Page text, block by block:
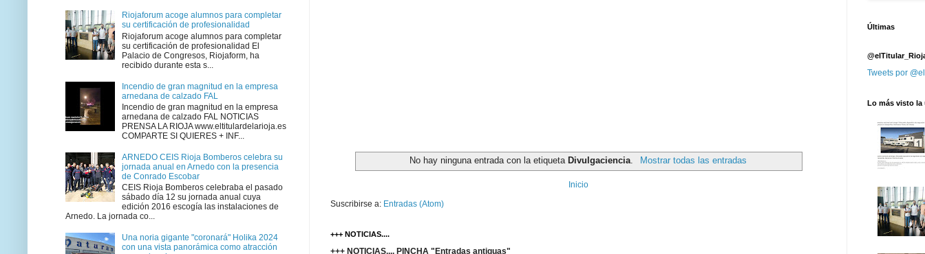
No hay ninguna entrada con la etiquetaDivulgaciencia Mostrar todas las entradas
Inicio
Suscribirse a: Entradas (Atom)
+++ NOTICIAS....
+++ NOTICIAS.... PINCHA "Entradas antiguas"
Riojaforum acoge alumnos para completar
su certificación de profesionalidad
Riojaforum acoge alumnos para completar
su certificación de profesionalidad El
Palacio de Congresos, Riojaform, ha
recibido durante esta s...
Incendio de gran magnitud en la empresa
arnedana de calzado FAL
Incendio de gran magnitud en la empresa
arnedana de calzado FAL NOTICIAS
PRENSA LA RIOJA www.eltitulardelarioja.es
COMPARTE SI QUIERES + INF...
ARNEDO CEIS Rioja Bomberos celebra su
jornada anual en Arnedo con la presencia
de Conrado Escobar
CEIS Rioja Bomberos celebraba el pasado
sábado día 12 su jornada anual cuya
edición 2016 escogía las instalaciones de
Arnedo. La jornada co...
Una noria gigante "coronará" Holika 2024
con una vista panorámica como atracción
Últimas
Tweets por
Lo más visto la